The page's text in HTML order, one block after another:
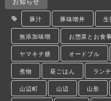
豚汁 豚味噌丼 生
無添加味噌 お惣菜とお食
ヤマキチ膳 オードブル
煮物 昼ごはん ランチ
山辺町 山辺 山形